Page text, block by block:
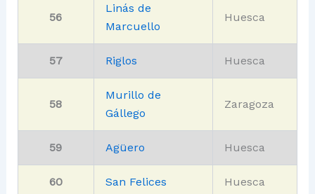
56
Linás de
Marcuello
Huesca
57 Riglos Huesca
58
Murillo de
Gállego
Zaragoza
59 Agüero Huesca
60 San Felices Huesca